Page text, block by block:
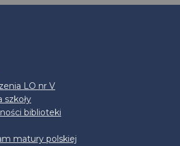
LO nr V
szkoły
biblioteki
matury polskiej